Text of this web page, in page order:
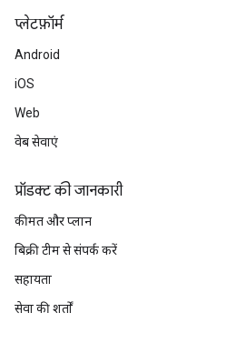
प्‍लेटफ़ॉर्म
Android
iOS
Web
वेब सेवाएं
प्रॉडक्ट की जानकारी
कीमत और प्लान
बिक्री टीम से संपर्क करें
सहायता
सेवा की शर्तों